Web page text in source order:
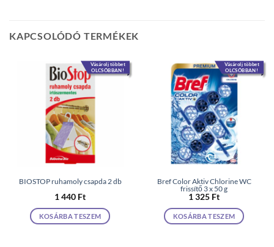
KAPCSOLÓDÓ TERMÉKEK
Vásárolj többet
OLCSÓBBAN!
BIOSTOP ruhamoly csapda 2 db
1 440 Ft
KOSÁRBA TESZEM
Vásárolj többet
OLCSÓBBAN!
Bref Color Aktiv Chlorine WC
frissítő 3 x 50 g
1 325 Ft
KOSÁRBA TESZEM